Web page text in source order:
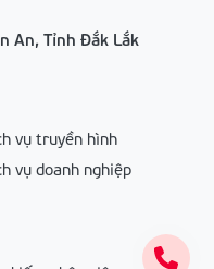
An, Tỉnh Đắk Lắk
vụ truyền hình
vụ doanh nghiệp